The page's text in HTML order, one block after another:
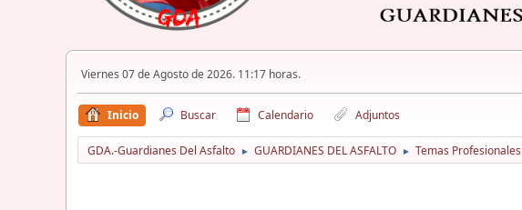
Viernes 07 de Agosto de 2026. 11:17 horas.
Inicio Buscar Calendario Adjuntos
GDA.-Guardianes Del Asfalto ► GUARDIANES DEL ASFALTO ► Temas Profesionales